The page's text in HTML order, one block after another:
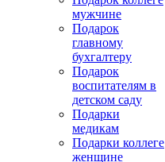
мужчине
Подарок
главному
бухгалтеру
Подарок
воспитателям в
детском саду
Подарки
медикам
Подарки коллеге
женщине